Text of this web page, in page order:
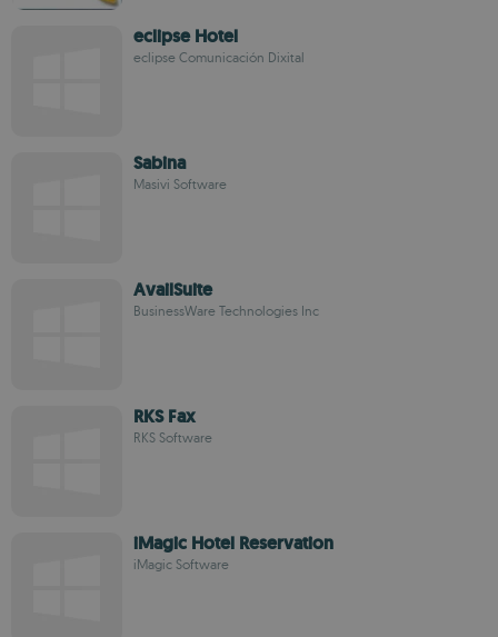
eclipse Hotel
eclipse Comunicación Dixital
Sabina
Masivi Software
AvailSuite
BusinessWare Technologies Inc
RKS Fax
RKS Software
iMagic Hotel Reservation
iMagic Software